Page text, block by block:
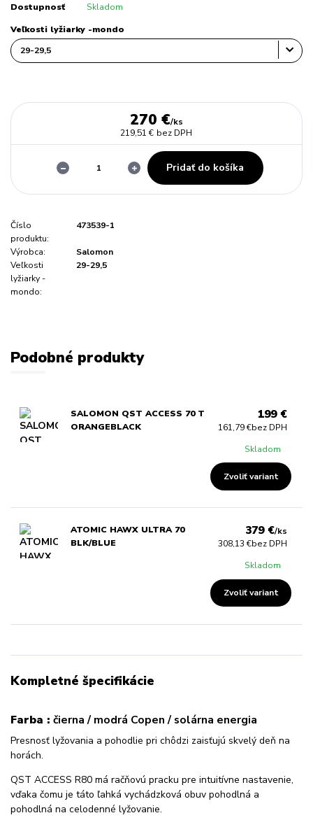
Dostupnosť Skladom
Veľkosti lyžiarky -mondo
270 €/ks
219,51 € bez DPH
Pridať do košíka
Číslo
produktu:
473539-1
Výrobca:
Salomon
Veľkosti
lyžiarky -
mondo:
29-29,5
Podobné produkty
SALOMON QST ACCESS 70 T
ORANGEBLACK
199 €
161,79 €bez DPH
Skladom
Zvoliť variant
ATOMIC HAWX ULTRA 70
BLK/BLUE
379 €/ks
308,13 €bez DPH
Skladom
Zvoliť variant
Kompletné špecifikácie
Farba : čierna / modrá Copen / solárna energia
Presnosť lyžovania a pohodlie pri chôdzi zaisťujú skvelý deň na
horách.
QST ACCESS R80 má račňovú pracku pre intuitívne nastavenie,
vďaka čomu je táto ľahká vychádzková obuv pohodlná a
pohodlná na celodenné lyžovanie.